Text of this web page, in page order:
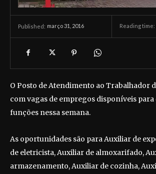
Published: março 31, 2016 Reading time:
O Posto de Atendimento ao Trabalhador
com vagas de empregos disponíveis para
funções nessa semana.
As oportunidades são para Auxiliar de
de eletricista, Auxiliar de almoxarifado,
armazenamento, Auxiliar de cozinha,